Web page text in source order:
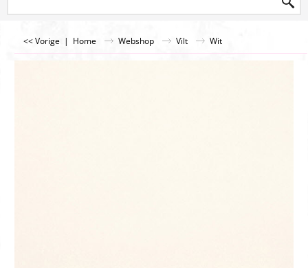
<< Vorige | Home Webshop Vilt Wit